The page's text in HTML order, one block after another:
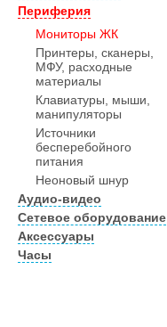
Периферия
Мониторы ЖК
Принтеры, сканеры,
МФУ, расходные
материалы
Клавиатуры, мыши,
манипуляторы
Источники
бесперебойного
питания
Неоновый шнур
Аудио-видео
Сетевое оборудование
Аксессуары
Часы